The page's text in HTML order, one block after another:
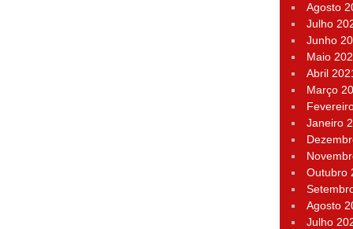
Agosto
Julho
Junho
Maio
Abril
Março
Janeiro
Outubro
Agosto
Julho